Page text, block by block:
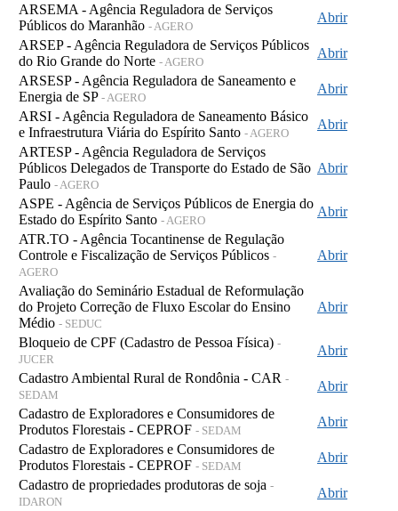
ARSEMA - Agência Reguladora de Serviços
Públicos do Maranhão - AGERO
Abrir
ARSEP - Agência Reguladora de Serviços Públicos
do Rio Grande do Norte - AGERO
Abrir
ARSESP - Agência Reguladora de Saneamento e
Energia de SP - AGERO
Abrir
ARSI - Agência Reguladora de Saneamento Básico
e Infraestrutura Viária do Espírito Santo - AGERO
Abrir
ARTESP - Agência Reguladora de Serviços
Públicos Delegados de Transporte do Estado de São
Paulo - AGERO
Abrir
ASPE - Agência de Serviços Públicos de Energia do
Estado do Espírito Santo - AGERO
Abrir
ATR.TO - Agência Tocantinense de Regulação
Controle e Fiscalização de Serviços Públicos -
AGERO
Abrir
Avaliação do Seminário Estadual de Reformulação
do Projeto Correção de Fluxo Escolar do Ensino
Médio - SEDUC
Abrir
Bloqueio de CPF (Cadastro de Pessoa Física) -
JUCER
Abrir
Cadastro Ambiental Rural de Rondônia - CAR -
SEDAM
Abrir
Cadastro de Exploradores e Consumidores de
Produtos Florestais - CEPROF - SEDAM
Abrir
Cadastro de Exploradores e Consumidores de
Produtos Florestais - CEPROF - SEDAM
Abrir
Cadastro de propriedades produtoras de soja -
IDARON
Abrir